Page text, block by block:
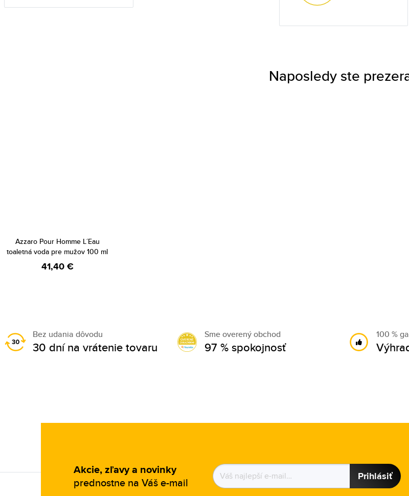
Naposledy ste
Azzaro Pour Homme L´Eau
toaletná voda pre mužov 100 ml
41,40 €
Bez udania dôvodu
30 dní na vrátenie tovaru
Sme overený obchod
97 % spokojnosť
100 %
Akcie, zľavy a novinky
prednostne na Váš e-mail Prihlásiť